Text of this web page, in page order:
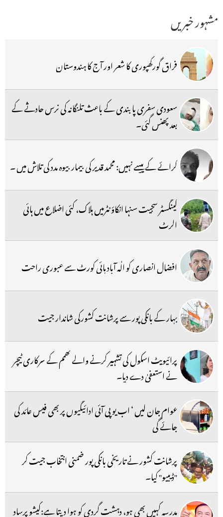
مشہور خبریں
فراق گورکھپوری کا شعر اور آج کا ہندوستان
سعودی سفری پابندی کے باعث تلنگانہ کی نرس حادثے کے
بعد پھنس گئی۔
کرائے کے پیسے نہیں: محمد قدیر کی بیمار بیوہ مدد کی تلاش میں ۔
گینگسٹر سجیت سنہا انکاؤنٹرمیں ہلاک، کئی اضلاع میں ہائی
الرٹ
افضال انصاری کو الٰہ آباد ہائی کورٹ سے عبوری راحت
بہار کے بانکی پور سے پرشانت کشورکی شاندار جیت
پرائیویٹ اسکول کی تشہیر کرنے والے کھمم کے سرکاری ٹیچر
نے استعفیٰ دے دیا۔
عوام جان لیں ‘ اب یو پی آئی ادائیگیوں پر بھی فیس عائد کی
جائے گی
پرشانت کشور نے تاریخی بانکی پور ضمنی انتخاب جیت کر
''ڈیبیو'' کیا۔
مدرسہ کہیں بھی ہو، دہشت گردی کو ہوا دیتا ہے:کیشو پرساد